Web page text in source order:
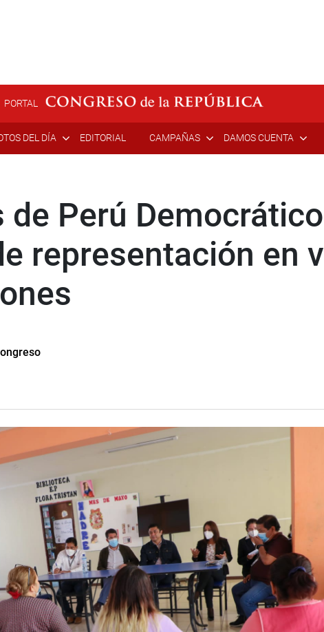
PORTAL
DEL DÍA EDITORIAL CAMPAÑAS DAMOS CUENTA
de Perú
representación en